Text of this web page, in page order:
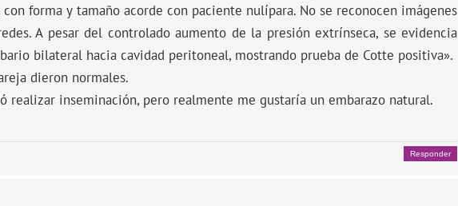
forma y tamaño acorde con paciente nulípara. No se reconocen imágenes
A pesar del controlado aumento de la presión extrínseca, se evidencia
bilateral hacia cavidad peritoneal, mostrando prueba de Cotte positiva».
dieron normales.
inseminación, pero realmente me gustaría un embarazo natural.
Responder